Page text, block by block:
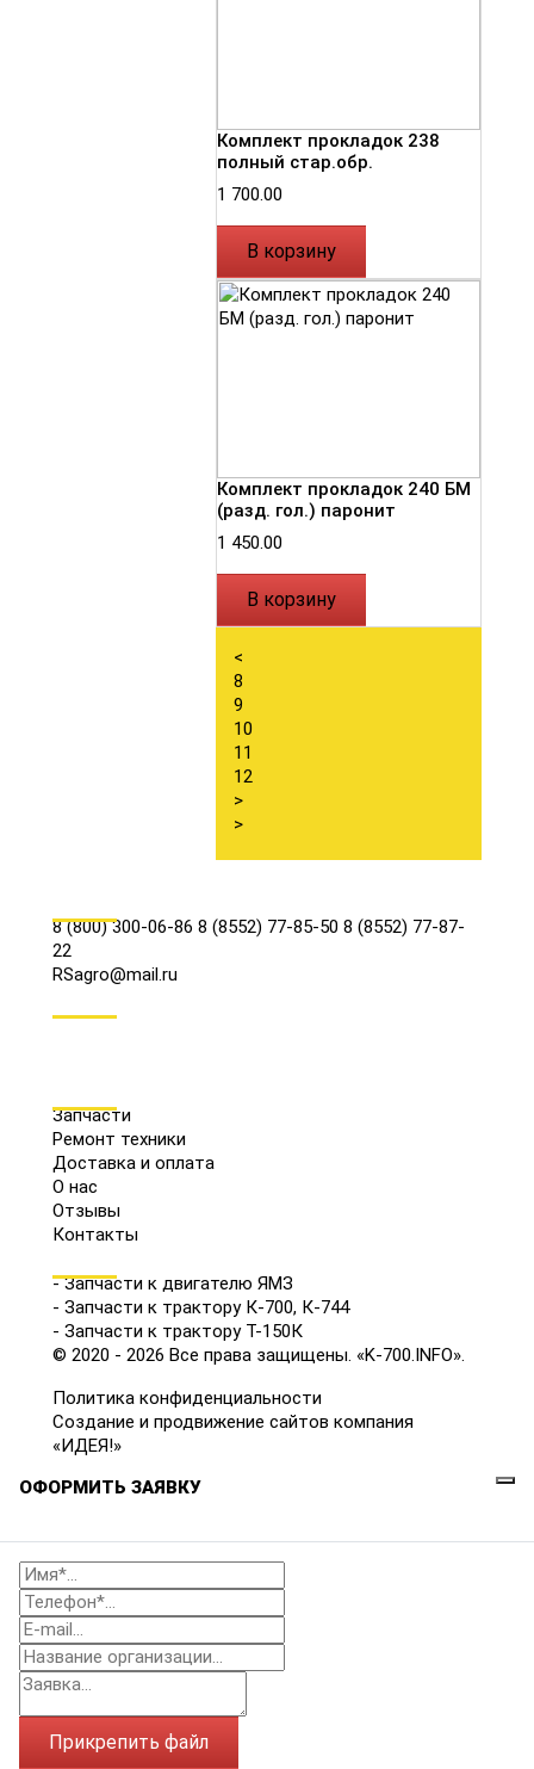
Комплект прокладок 238
полный стар.обр.
1 700.00
В корзину
Комплект прокладок 240 БМ
(разд. гол.) паронит
1 450.00
В корзину
<
8
9
10
11
12
>
>
8 (800) 300-06-86 8 (8552) 77-85-50 8 (8552) 77-87-
22
RSagro@mail.ru
Запчасти
Ремонт техники
Доставка и оплата
О нас
Отзывы
Контакты
- Запчасти к двигателю ЯМЗ
- Запчасти к трактору К-700, К-744
- Запчасти к трактору Т-150К
© 2020 - 2026 Все права защищены. «K-700.INFO».
Политика конфиденциальности
Создание и продвижение сайтов компания
«ИДЕЯ!»
ОФОРМИТЬ ЗАЯВКУ
Прикрепить файл